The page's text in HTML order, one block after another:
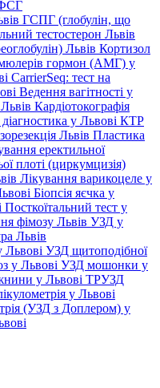
ГСПГ (глобулін, що
тестостерон Львів
Львів Кортизол
гормон (АМГ) у
CarrierSeq: тест на
Ведення вагітності у
Кардіотокографія
у Львові КТР
Львів Пластика
еректильної
плоті (циркумцизія)
Лікування варикоцеле у
Біопсія яєчка у
Посткоїтальний тест у
фімозу Львів УЗД у
Львів
Львові УЗД щитоподібної
у Львові УЗД мошонки у
у Львові ТРУЗД
у Львові
(УЗД з Доплером) у